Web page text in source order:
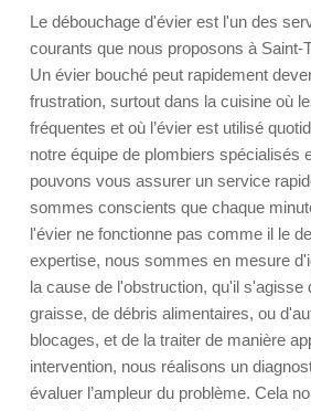
Le débouchage d'évier est l'un des
courants que nous proposons à Saint-
Un évier bouché peut rapidement
frustration, surtout dans la cuisine où
fréquentes et où l’évier est utilisé
notre équipe de plombiers spécialisés
pouvons vous assurer un service
sommes conscients que chaque
l'évier ne fonctionne pas comme il le
expertise, nous sommes en mesure
la cause de l'obstruction, qu'il s'agisse
graisse, de débris alimentaires, ou
blocages, et de la traiter de manière
intervention, nous réalisons un
évaluer l’ampleur du problème. Cela